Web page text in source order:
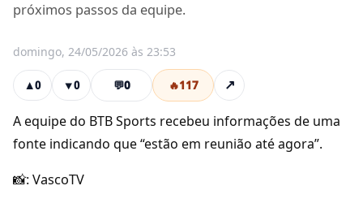
próximos passos da equipe.
domingo, 24/05/2026 às 23:53
▲0 ▼0 💬0 🔥117 ↗
A equipe do BTB Sports recebeu informações de uma
fonte indicando que “estão em reunião até agora”.
📸: VascoTV